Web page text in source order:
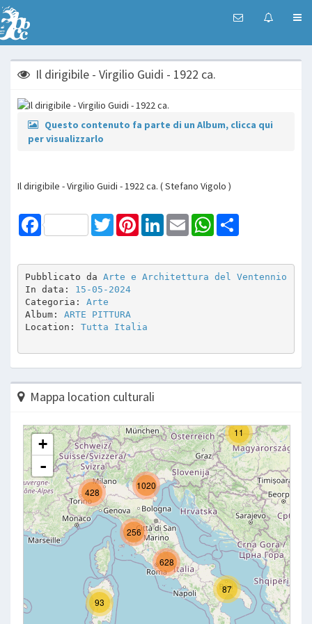
Il dirigibile - Virgilio Guidi - 1922 ca.
Questo contenuto fa parte di un Album, clicca qui
per visualizzarlo
Il dirigibile - Virgilio Guidi - 1922 ca. ( Stefano Vigolo )
Facebook TwitterPinterestLinkedInEmail WhatsApp
Pubblicato da Arte e Architettura del Ventennio
In data: 15-05-2024
Categoria: Arte
Album: ARTE PITTURA
Location: Tutta Italia
Mappa location culturali